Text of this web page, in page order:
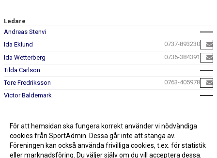
Ledare
Andreas Stenvi
Ida Eklund
0737-893230
Ida Wetterberg
0736-384391
Tilda Carlson
Tore Fredriksson
0763-405978
Victor Baldemark
För att hemsidan ska fungera korrekt använder vi nödvändiga
cookies från SportAdmin. Dessa går inte att stänga av.
Föreningen kan också använda frivilliga cookies, t.ex. för statistik
eller marknadsföring. Du väljer själv om du vill acceptera dessa.